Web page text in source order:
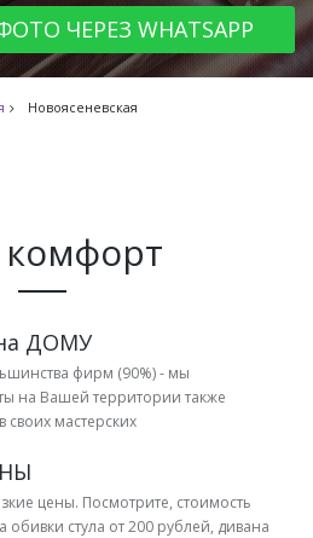
ЧЕРЕЗ WHATSAPP
Новоясеневская
ДОМУ
фирм (90%) - мы
на Вашей территории также
своих мастерских
цены. Посмотрите, стоимость
обивки стула от 200 рублей, дивана